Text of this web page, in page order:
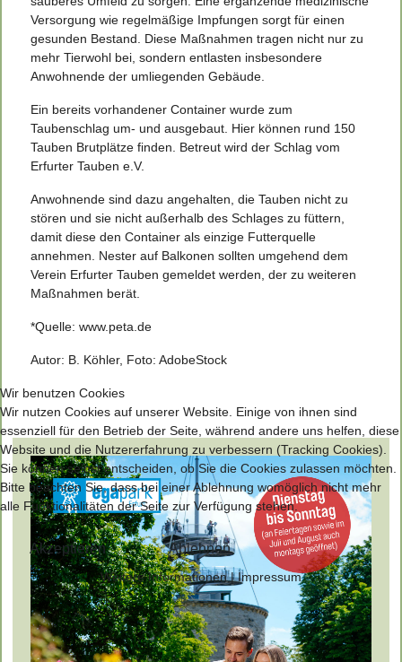
Versorgung wie regelmäßige Impfungen sorgt für einen
gesunden Bestand. Diese Maßnahmen tragen nicht nur zu
mehr Tierwohl bei, sondern entlasten insbesondere
Anwohnende der umliegenden Gebäude.
Ein bereits vorhandener Container wurde zum
Taubenschlag um- und ausgebaut. Hier können rund 150
Tauben Brutplätze finden. Betreut wird der Schlag vom
Erfurter Tauben e.V.
Anwohnende sind dazu angehalten, die Tauben nicht zu
stören und sie nicht außerhalb des Schlages zu füttern,
damit diese den Container als einzige Futterquelle
annehmen. Nester auf Balkonen sollten umgehend dem
Verein Erfurter Tauben gemeldet werden, der zu weiteren
Maßnahmen berät.
*Quelle:www.peta.de
Autor: B. Köhler, Foto: AdobeStock
Wir benutzen Cookies
Wir nutzen Cookies auf unserer Website. Einige von ihnen sind
essenziell für den Betrieb der Seite, während andere uns helfen, diese
Website und die Nutzererfahrung zu verbessern (Tracking Cookies).
Sie können selbst entscheiden, ob Sie die Cookies zulassen möchten.
Bitte beachten Sie, dass bei einer Ablehnung womöglich nicht mehr
alle Funktionalitäten der Seite zur Verfügung stehen.
Akzeptieren Ablehnen
Weitere Informationen|Impressum